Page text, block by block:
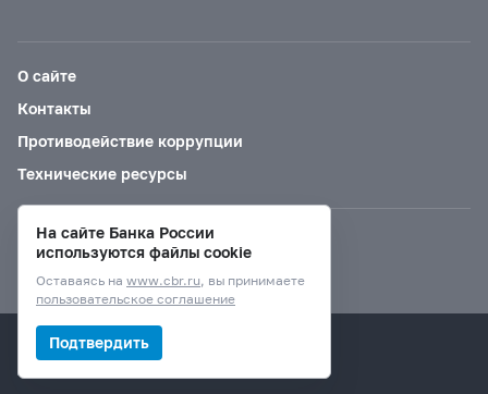
О сайте
Контакты
Противодействие коррупции
Технические ресурсы
Версия для слабовидящих
© Банк России, 2000–2026.
На сайте Банка России
используются файлы cookie
Оставаясь на www.cbr.ru, вы принимаете
пользовательское соглашение
Подтвердить